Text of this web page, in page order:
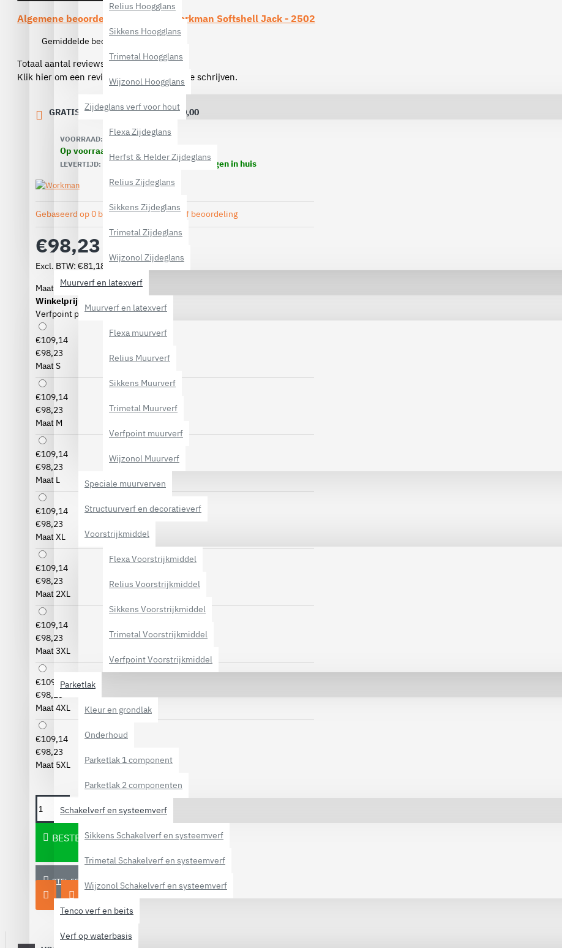
Relius Hoogglans
Sikkens Hoogglans
Trimetal Hoogglans
Wijzonol Hoogglans
Zijdeglans verf voor hout
Flexa Zijdeglans
Herfst & Helder Zijdeglans
Relius Zijdeglans
Sikkens Zijdeglans
Trimetal Zijdeglans
Wijzonol Zijdeglans
Muurverf en latexverf
Muurverf en latexverf
Flexa muurverf
Relius Muurverf
Sikkens Muurverf
Trimetal Muurverf
Verfpoint muurverf
Wijzonol Muurverf
Speciale muurverven
Structuurverf en decoratieverf
Voorstrijkmiddel
Flexa Voorstrijkmiddel
Relius Voorstrijkmiddel
Sikkens Voorstrijkmiddel
Trimetal Voorstrijkmiddel
Verfpoint Voorstrijkmiddel
Parketlak
Kleur en grondlak
Onderhoud
Parketlak 1 component
Parketlak 2 componenten
Schakelverf en systeemverf
Sikkens Schakelverf en systeemverf
Trimetal Schakelverf en systeemverf
Wijzonol Schakelverf en systeemverf
Tenco verf en beits
Verf op waterbasis
Algemene beoordelingen van de Workman Softshell Jack - 2502
Gemiddelde beoordeling:
Totaal aantal reviews (0)
Klik hier om een review over dit product te schrijven.
GRATIS VERZENDING VANAF € 40,00
VOORRAAD:
Op voorraad
LEVERTIJD: Voor 16.00 uur besteld, morgen in huis
Gebaseerd op 0 beoordeling(en).-Geef beoordeling
€98,23
Excl. BTW: €81,18
Maat
Winkelprijs
Verfpoint prijs
€109,14
€98,23
Maat S
€109,14
€98,23
Maat M
€109,14
€98,23
Maat L
€109,14
€98,23
Maat XL
€109,14
€98,23
Maat 2XL
€109,14
€98,23
Maat 3XL
€109,14
€98,23
Maat 4XL
€109,14
€98,23
Maat 5XL
BESTELLEN
STEL EEN VRAAG